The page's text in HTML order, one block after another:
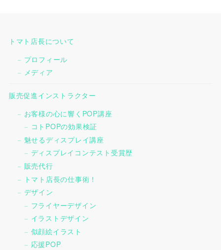
トマト店長について
プロフィール
メディア
販売促進インストラクター
お客様の心に響くPOP講座
コトPOPの効果検証
魅せるディスプレイ講座
ディスプレイコンテスト受賞歴
販売代行
トマト店長の仕事術！
デザイン
フライヤーデザイン
イラストデザイン
似顔絵イラスト
応援POP